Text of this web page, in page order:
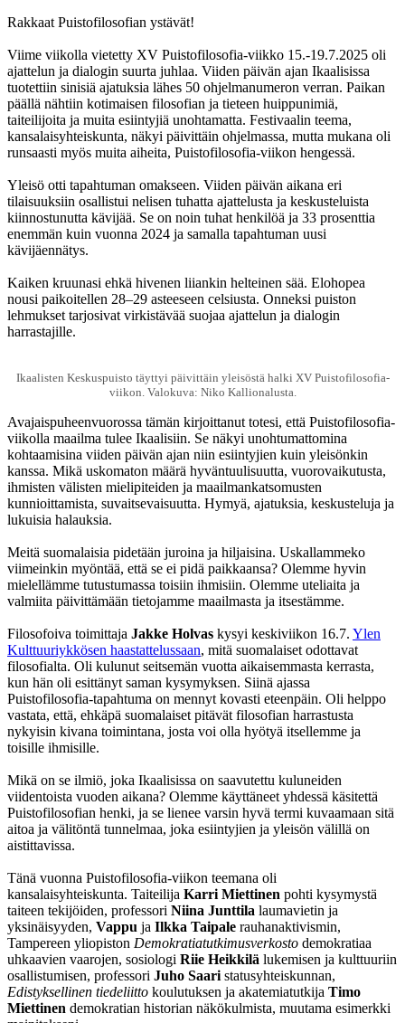
Rakkaat Puistofilosofian ystävät!
Viime viikolla vietetty XV Puistofilosofia-viikko 15.-19.7.2025 oli
ajattelun ja dialogin suurta juhlaa. Viiden päivän ajan Ikaalisissa
tuotettiin sinisiä ajatuksia lähes 50 ohjelmanumeron verran. Paikan
päällä nähtiin kotimaisen filosofian ja tieteen huippunimiä,
taiteilijoita ja muita esiintyjiä unohtamatta. Festivaalin teema,
kansalaisyhteiskunta, näkyi päivittäin ohjelmassa, mutta mukana oli
runsaasti myös muita aiheita, Puistofilosofia-viikon hengessä.
Yleisö otti tapahtuman omakseen. Viiden päivän aikana eri
tilaisuuksiin osallistui nelisen tuhatta ajattelusta ja keskusteluista
kiinnostunutta kävijää. Se on noin tuhat henkilöä ja 33 prosenttia
enemmän kuin vuonna 2024 ja samalla tapahtuman uusi
kävijäennätys.
Kaiken kruunasi ehkä hivenen liiankin helteinen sää. Elohopea
nousi paikoitellen 28–29 asteeseen celsiusta. Onneksi puiston
lehmukset tarjosivat virkistävää suojaa ajattelun ja dialogin
harrastajille.
Ikaalisten Keskuspuisto täyttyi päivittäin yleisöstä halki XV Puistofilosofia-
viikon. Valokuva: Niko Kallionalusta.
Avajaispuheenvuorossa tämän kirjoittanut totesi, että Puistofilosofia-
viikolla maailma tulee Ikaalisiin. Se näkyi unohtumattomina
kohtaamisina viiden päivän ajan niin esiintyjien kuin yleisönkin
kanssa. Mikä uskomaton määrä hyväntuulisuutta, vuorovaikutusta,
ihmisten välisten mielipiteiden ja maailmankatsomusten
kunnioittamista, suvaitsevaisuutta. Hymyä, ajatuksia, keskusteluja ja
lukuisia halauksia.
Meitä suomalaisia pidetään juroina ja hiljaisina. Uskallammeko
viimeinkin myöntää, että se ei pidä paikkaansa? Olemme hyvin
mielellämme tutustumassa toisiin ihmisiin. Olemme uteliaita ja
valmiita päivittämään tietojamme maailmasta ja itsestämme.
Filosofoiva toimittaja Jakke Holvas kysyi keskiviikon 16.7. Ylen
Kulttuuriykkösen haastattelussaan, mitä suomalaiset odottavat
filosofialta. Oli kulunut seitsemän vuotta aikaisemmasta kerrasta,
kun hän oli esittänyt saman kysymyksen. Siinä ajassa
Puistofilosofia-tapahtuma on mennyt kovasti eteenpäin. Oli helppo
vastata, että, ehkäpä suomalaiset pitävät filosofian harrastusta
nykyisin kivana toimintana, josta voi olla hyötyä itsellemme ja
toisille ihmisille.
Mikä on se ilmiö, joka Ikaalisissa on saavutettu kuluneiden
viidentoista vuoden aikana? Olemme käyttäneet yhdessä käsitettä
Puistofilosofian henki, ja se lienee varsin hyvä termi kuvaamaan sitä
aitoa ja välitöntä tunnelmaa, joka esiintyjien ja yleisön välillä on
aistittavissa.
Tänä vuonna Puistofilosofia-viikon teemana oli
kansalaisyhteiskunta. Taiteilija Karri Miettinen pohti kysymystä
taiteen tekijöiden, professori Niina Junttila laumavietin ja
yksinäisyyden, Vappu ja Ilkka Taipale rauhanaktivismin,
Tampereen yliopiston Demokratiatutkimusverkosto demokratiaa
uhkaavien vaarojen, sosiologi Riie Heikkilä lukemisen ja kulttuuriin
osallistumisen, professori Juho Saari statusyhteiskunnan,
Edistyksellinen tiedeliitto koulutuksen ja akatemiatutkija Timo
Miettinen demokratian historian näkökulmista, muutama esimerkki